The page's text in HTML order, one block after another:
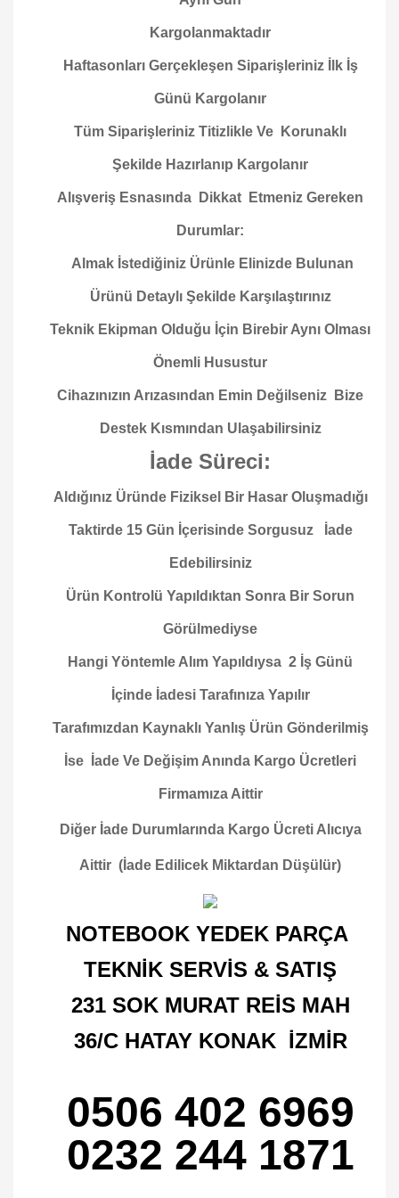
Kargolanmaktadır
Haftasonları Gerçekleşen Siparişleriniz İlk İş
Günü Kargolanır
Tüm Siparişleriniz Titizlikle Ve Korunaklı
Şekilde Hazırlanıp Kargolanır
Alışveriş Esnasında Dikkat Etmeniz Gereken
Durumlar:
Almak İstediğiniz Ürünle Elinizde Bulunan
Ürünü Detaylı Şekilde Karşılaştırınız
Teknik Ekipman Olduğu İçin Birebir Aynı Olması
Önemli Husustur
Cihazınızın Arızasından Emin Değilseniz Bize
Destek Kısmından Ulaşabilirsiniz
İade Süreci:
Aldığınız Üründe Fiziksel Bir Hasar Oluşmadığı
Taktirde 15 Gün İçerisinde Sorgusuz İade
Edebilirsiniz
Ürün Kontrolü Yapıldıktan Sonra Bir Sorun
Görülmediyse
Hangi Yöntemle Alım Yapıldıysa 2 İş Günü
İçinde İadesi Tarafınıza Yapılır
Tarafımızdan Kaynaklı Yanlış Ürün Gönderilmiş
İse İade Ve Değişim Anında Kargo Ücretleri
Firmamıza Aittir
Diğer İade Durumlarında Kargo Ücreti Alıcıya
Aittir (İade Edilicek Miktardan Düşülür)
NOTEBOOK YEDEK PARÇA
TEKNİK SERVİS & SATIŞ
231 SOK MURAT REİS MAH
36/C HATAY KONAK İZMİR
0506 402 6969
0232 244 1871